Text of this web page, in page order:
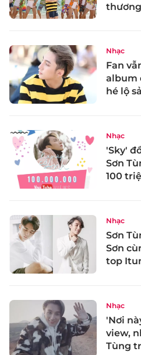
Nhạc
Fan
album
hé lộ
Nhạc
'Sky'
Sơn
100
Nhạc
Sơn
Sơn
top
Nhạc
'Nơi
view,
Tùng